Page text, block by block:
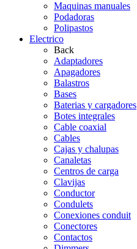
Maquinas manuales
Podadoras
Polipastos
Electrico
Back
Adaptadores
Apagadores
Balastros
Bases
Baterias y cargadores
Botes integrales
Cable coaxial
Cables
Cajas y chalupas
Canaletas
Centros de carga
Clavijas
Conductor
Condulets
Conexiones conduit
Conectores
Contactos